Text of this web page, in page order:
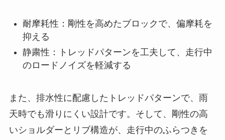
耐摩耗性：剛性を高めたブロックで、偏摩耗を
抑える
静粛性：トレッドパターンを工夫して、走行中
のロードノイズを軽減する
また、排水性に配慮したトレッドパターンで、雨
天時でも滑りにくい設計です。そして、剛性の高
いショルダーとリブ構造が、走行中のふらつきを